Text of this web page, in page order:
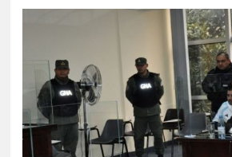
18/06/2026 El proceso judicial se inicio a
el Tribunal oral Federal declaró responsable